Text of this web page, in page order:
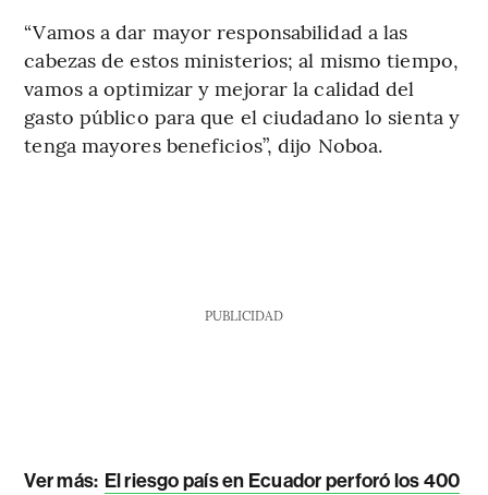
“Vamos a dar mayor responsabilidad a las
cabezas de estos ministerios; al mismo tiempo,
vamos a optimizar y mejorar la calidad del
gasto público para que el ciudadano lo sienta y
tenga mayores beneficios”, dijo Noboa.
PUBLICIDAD
Ver más: El riesgo país en Ecuador perforó los 400